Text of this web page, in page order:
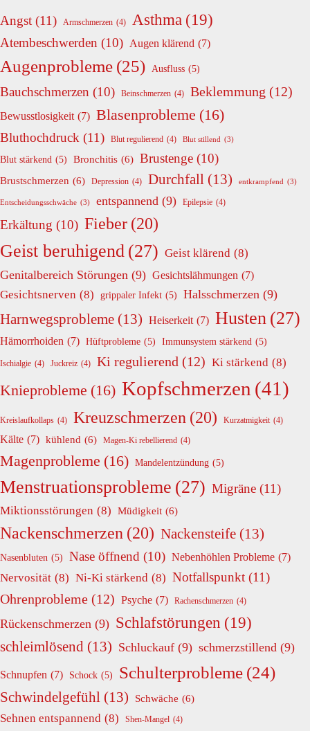
Angst (11) Armschmerzen (4) Asthma (19)
Atembeschwerden (10) Augen klärend (7)
Augenprobleme (25) Ausfluss (5)
Bauchschmerzen (10) Beinschmerzen (4) Beklemmung (12)
Bewusstlosigkeit (7) Blasenprobleme (16)
Bluthochdruck (11) Blut regulierend (4) Blut stillend (3)
Blut stärkend (5) Bronchitis (6) Brustenge (10)
Brustschmerzen (6) Depression (4) Durchfall (13) entkrampfend (3)
Entscheidungsschwäche (3) entspannend (9) Epilepsie (4)
Erkältung (10) Fieber (20)
Geist beruhigend (27) Geist klärend (8)
Genitalbereich Störungen (9) Gesichtslähmungen (7)
Gesichtsnerven (8) grippaler Infekt (5) Halsschmerzen (9)
Harnwegsprobleme (13) Heiserkeit (7) Husten (27)
Hämorrhoiden (7) Hüftprobleme (5) Immunsystem stärkend (5)
Ischialgie (4) Juckreiz (4) Ki regulierend (12) Ki stärkend (8)
Knieprobleme (16) Kopfschmerzen (41)
Kreislaufkollaps (4) Kreuzschmerzen (20) Kurzatmigkeit (4)
Kälte (7) kühlend (6) Magen-Ki rebellierend (4)
Magenprobleme (16) Mandelentzündung (5)
Menstruationsprobleme (27) Migräne (11)
Miktionsstörungen (8) Müdigkeit (6)
Nackenschmerzen (20) Nackensteife (13)
Nasenbluten (5) Nase öffnend (10) Nebenhöhlen Probleme (7)
Nervosität (8) Ni-Ki stärkend (8) Notfallspunkt (11)
Ohrenprobleme (12) Psyche (7) Rachenschmerzen (4)
Rückenschmerzen (9) Schlafstörungen (19)
schleimlösend (13) Schluckauf (9) schmerzstillend (9)
Schnupfen (7) Schock (5) Schulterprobleme (24)
Schwindelgefühl (13) Schwäche (6)
Sehnen entspannend (8) Shen-Mangel (4)